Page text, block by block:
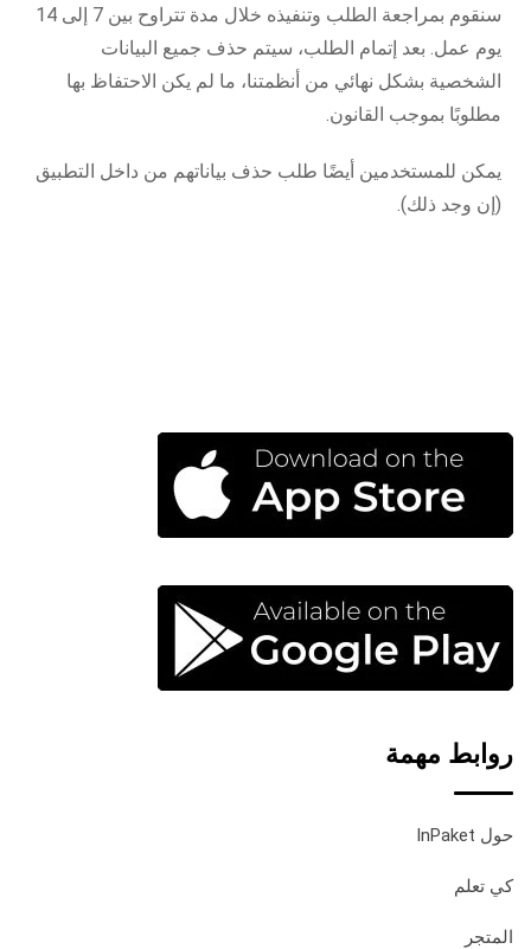
سنقوم بمراجعة الطلب وتنفيذه خلال مدة تتراوح بين 7 إلى 14
يوم عمل. بعد إتمام الطلب، سيتم حذف جميع البيانات
الشخصية بشكل نهائي من أنظمتنا، ما لم يكن الاحتفاظ بها
مطلوبًا بموجب القانون.
يمكن للمستخدمين أيضًا طلب حذف بياناتهم من داخل التطبيق
(إن وجد ذلك).
روابط مهمة
حول InPaket
كي تعلم
المتجر